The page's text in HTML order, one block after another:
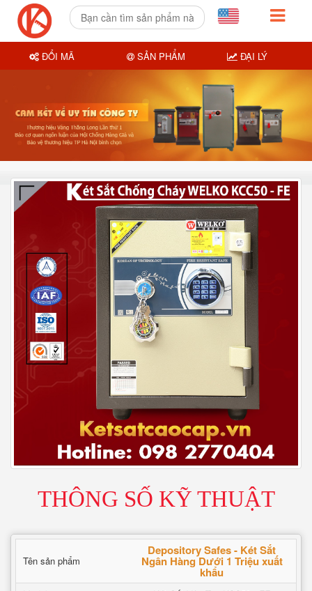
THÔNG SỐ KỸ THUẬT
Tên sản phẩm
Depository Safes - Két Sắt
Ngân Hàng Dưới 1 Triệu xuất
khẩu
ĐỔI MÃ SẢN PHẨM ĐẠI LÝ